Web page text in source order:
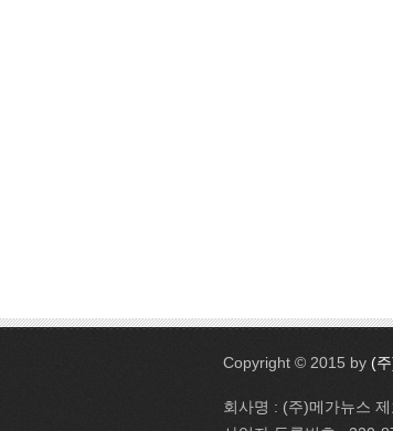
Copyright © 2015 by (
회사명 : (주)메가뉴스